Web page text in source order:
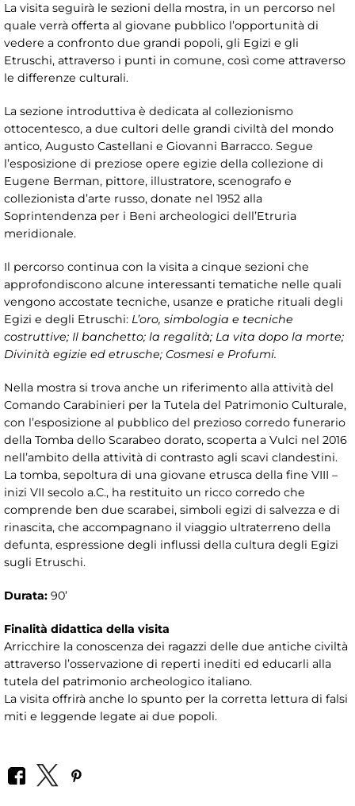
La visita seguirà le sezioni della mostra, in un percorso nel
quale verrà offerta al giovane pubblico l’opportunità di
vedere a confronto due grandi popoli, gli Egizi e gli
Etruschi, attraverso i punti in comune, così come attraverso
le differenze culturali.
La sezione introduttiva è dedicata al collezionismo
ottocentesco, a due cultori delle grandi civiltà del mondo
antico, Augusto Castellani e Giovanni Barracco. Segue
l’esposizione di preziose opere egizie della collezione di
Eugene Berman, pittore, illustratore, scenografo e
collezionista d’arte russo, donate nel 1952 alla
Soprintendenza per i Beni archeologici dell’Etruria
meridionale.
Il percorso continua con la visita a cinque sezioni che
approfondiscono alcune interessanti tematiche nelle quali
vengono accostate tecniche, usanze e pratiche rituali degli
Egizi e degli Etruschi: L’oro, simbologia e tecniche
costruttive; Il banchetto; la regalità; La vita dopo la morte;
Divinità egizie ed etrusche; Cosmesi e Profumi.
Nella mostra si trova anche un riferimento alla attività del
Comando Carabinieri per la Tutela del Patrimonio Culturale,
con l’esposizione al pubblico del prezioso corredo funerario
della Tomba dello Scarabeo dorato, scoperta a Vulci nel 2016
nell’ambito della attività di contrasto agli scavi clandestini.
La tomba, sepoltura di una giovane etrusca della fine VIII –
inizi VII secolo a.C., ha restituito un ricco corredo che
comprende ben due scarabei, simboli egizi di salvezza e di
rinascita, che accompagnano il viaggio ultraterreno della
defunta, espressione degli influssi della cultura degli Egizi
sugli Etruschi.
Durata: 90’
Finalità didattica della visita
Arricchire la conoscenza dei ragazzi delle due antiche civiltà
attraverso l’osservazione di reperti inediti ed educarli alla
tutela del patrimonio archeologico italiano.
La visita offrirà anche lo spunto per la corretta lettura di falsi
miti e leggende legate ai due popoli.